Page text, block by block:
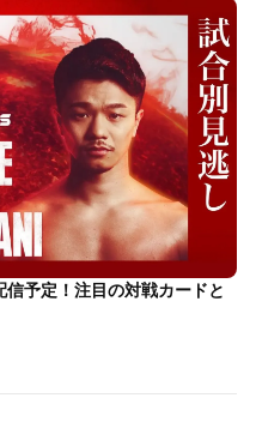
予定！注目の対戦カードと